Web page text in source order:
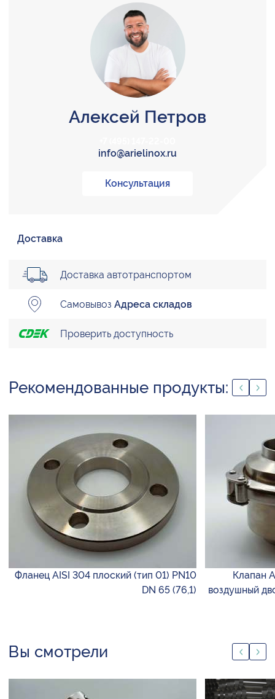
Алексей Петров
info@arielinox.ru
Консультация
Доставка
Доставка автотранспортом
Самовывоз Адреса складов
Проверить доступность
Рекомендованные продукты:
Фланец AISI 304 плоский (тип 01) PN10
DN 65 (76,1)
Клапан
воздушный
Вы смотрели